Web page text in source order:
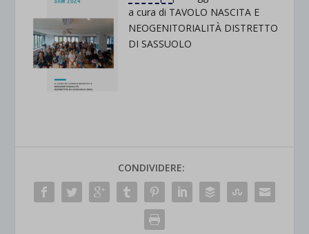
a cura di TAVOLO NASCITA E
NEOGENITORIALITÀ DISTRETTO
DI SASSUOLO
CONDIVIDERE: